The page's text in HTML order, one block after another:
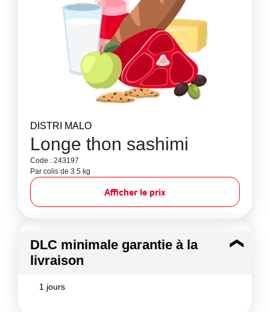
DISTRI MALO
Longe thon sashimi
Code : 243197
Par colis de 3.5 kg
Afficher le prix
DLC minimale garantie à la
livraison
1 jours